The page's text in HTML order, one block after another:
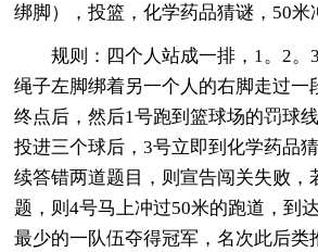
绑脚），投篮，化学药品猜谜，50米
规则：四个人站成一排，1。2。3
绳子左脚绑着另一个人的右脚走过一
终点后，然后1号跑到篮球场的罚球
投进三个球后，3号立即到化学药品
续答错两道题目，则宣告闯关失败，
题，则4号马上冲过50米的跑道，到
最少的一队伍夺得冠军，名次此后类